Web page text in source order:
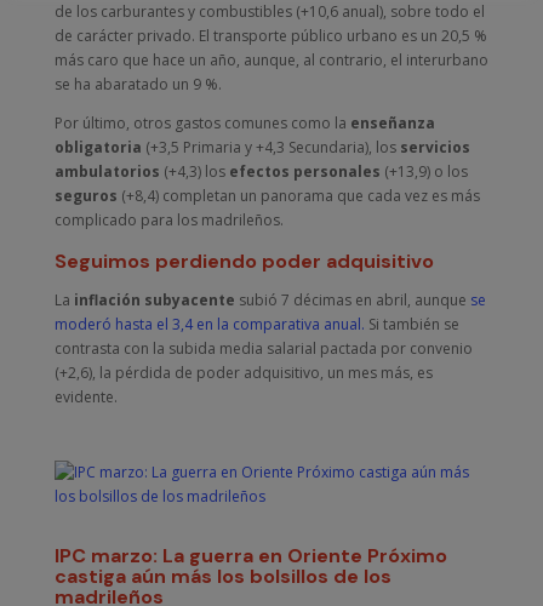
de los carburantes y combustibles (+10,6 anual), sobre todo el
de carácter privado. El transporte público urbano es un 20,5 %
más caro que hace un año, aunque, al contrario, el interurbano
se ha abaratado un 9 %.
Por último, otros gastos comunes como la enseñanza
obligatoria (+3,5 Primaria y +4,3 Secundaria), los servicios
ambulatorios (+4,3) los efectos personales (+13,9) o los
seguros (+8,4) completan un panorama que cada vez es más
complicado para los madrileños.
Seguimos perdiendo poder adquisitivo
La inflación subyacente subió 7 décimas en abril, aunque se
moderó hasta el 3,4 en la comparativa anual. Si también se
contrasta con la subida media salarial pactada por convenio
(+2,6), la pérdida de poder adquisitivo, un mes más, es
evidente.
IPC marzo: La guerra en Oriente Próximo
castiga aún más los bolsillos de los
madrileños